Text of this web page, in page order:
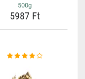
500g
5987 Ft